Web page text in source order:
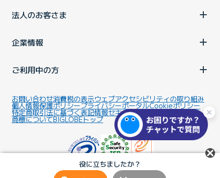
役に立ちましたか？
法人のお客さま
企業情報
ご利用中の方
お問い合わせ消費税の表示ウェブアクセシビリティの取り組み
個人情報保護ポリシープライバシーポータルCookieポリシー
特定商取引法に基づく表記情報セキュリティ基本方針
商標についてBIGLOBEトップ